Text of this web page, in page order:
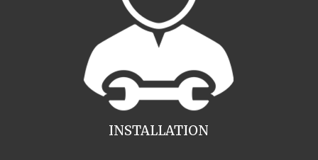
INSTALLATION